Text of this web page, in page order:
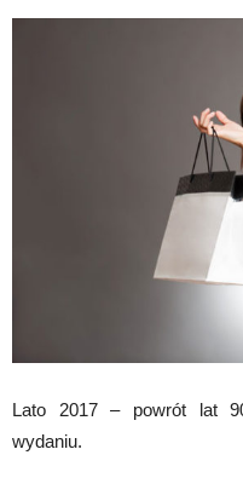
Lato 2017 – powrót lat
wydaniu.